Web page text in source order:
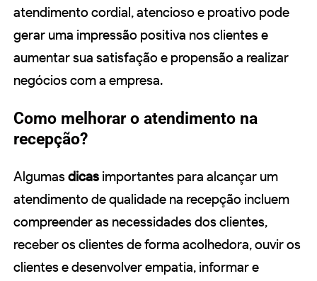
atendimento cordial, atencioso e proativo pode
gerar uma impressão positiva nos clientes e
aumentar sua satisfação e propensão a realizar
negócios com a empresa.
Como melhorar o atendimento na
recepção?
Algumasdicas importantes para alcançar um
atendimento de qualidade na recepção incluem
compreender as necessidades dos clientes,
receber os clientes de forma acolhedora, ouvir os
clientes e desenvolver empatia, informar e